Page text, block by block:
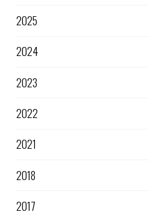
2025
2024
2023
2022
2021
2018
2017